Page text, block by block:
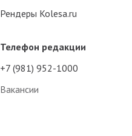
Телефон редакции
+7 (981) 952-1000
Вакансии
Рендеры Kolesa.ru